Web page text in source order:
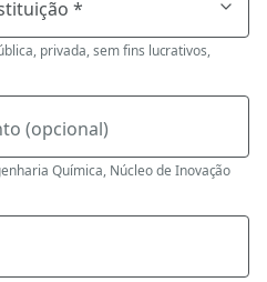
privada, sem fins lucrativos,
(opcional)
Química, Núcleo de Inovação